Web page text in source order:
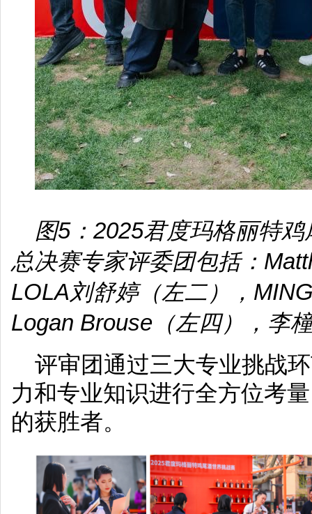
图5：2025君度玛格丽特
总决赛专家评委团包括：
LOLA刘舒婷（左二），
Logan Brouse（左四），李
评审团通过三大专业挑战
力和专业知识进行全方位考
的获胜者。